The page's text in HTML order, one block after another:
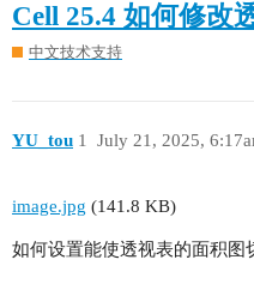
Cell 25.4 如何修改
中文技术支持
YU_tou July 21, 2025,
1
image.jpg (141.8 KB)
如何设置能使透视表的面积图